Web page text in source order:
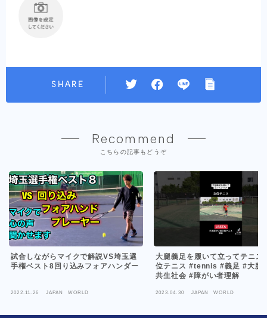
SHARE
Recommend
こちらの記事もどうぞ
試合しながらマイクで解説VS埼玉選
手権ベスト8回り込みフォアハンダー
2022.11.26 JAPAN WORLD
大腿義足を履いて立ってテニス
位テニス #tennis #義足 #大腿
共生社会 #障がい者理解
2023.04.30 JAPAN WORLD